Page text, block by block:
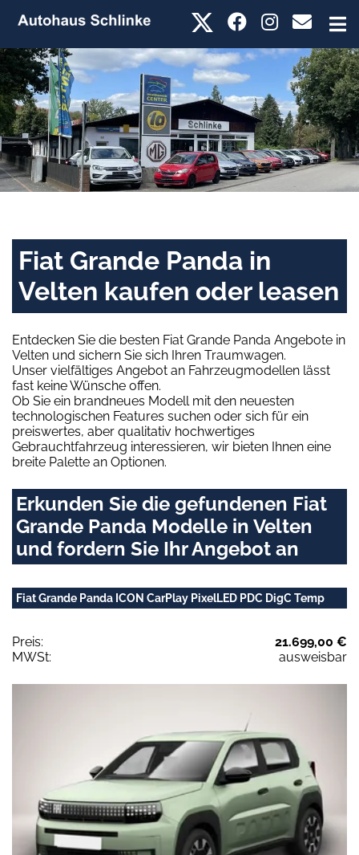
Fiat Grande Panda in
Velten kaufen oder leasen
Entdecken Sie die besten Fiat Grande Panda Angebote in
Velten und sichern Sie sich Ihren Traumwagen.
Unser vielfältiges Angebot an Fahrzeugmodellen lässt
fast keine Wünsche offen.
Ob Sie ein brandneues Modell mit den neuesten
technologischen Features suchen oder sich für ein
preiswertes, aber qualitativ hochwertiges
Gebrauchtfahrzeug interessieren, wir bieten Ihnen eine
breite Palette an Optionen.
Erkunden Sie die gefundenen Fiat
Grande Panda Modelle in Velten
und fordern Sie Ihr Angebot an
Fiat Grande Panda ICON CarPlay PixelLED PDC DigC Temp
Preis:
21.699,00 €
MWSt:
ausweisbar